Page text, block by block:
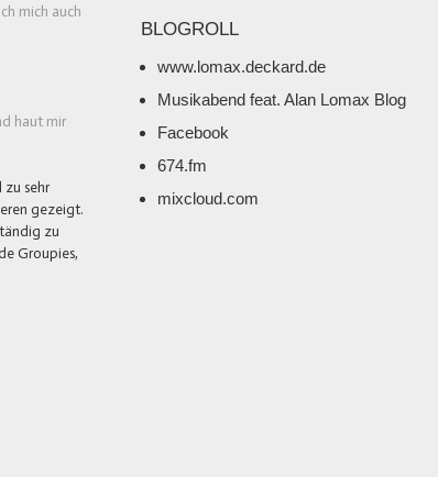
mich auch
haut mir
zu sehr
gezeigt.
zu
Groupies,
BLOGROLL
www.lomax.deckard.de
Musikabend feat. Alan Lomax Blog
Facebook
674.fm
mixcloud.com